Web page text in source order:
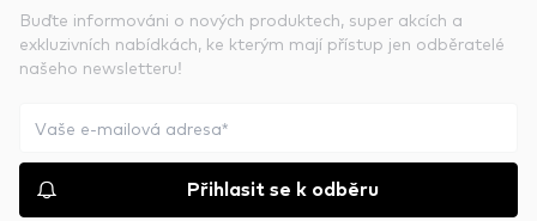
Buďte informováni o nových produktech, super akcích a
exkluzivních nabídkách, ke kterým mají přístup jen odběratelé
našeho newsletteru!
Přihlasit se k odběru